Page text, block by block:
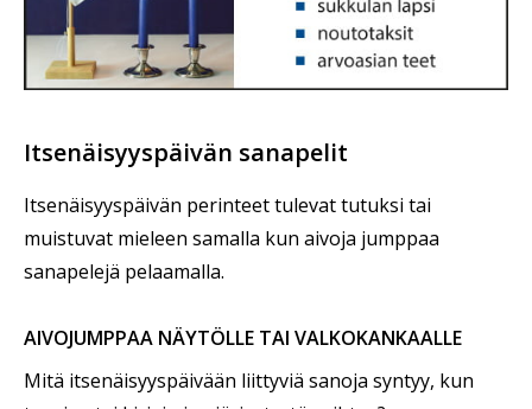
Itsenäisyyspäivän sanapelit
Itsenäisyyspäivän perinteet tulevat tutuksi tai
muistuvat mieleen samalla kun aivoja jumppaa
sanapelejä pelaamalla.
AIVOJUMPPAA NÄYTÖLLE TAI VALKOKANKAALLE
Mitä itsenäisyyspäivään liittyviä sanoja syntyy, kun